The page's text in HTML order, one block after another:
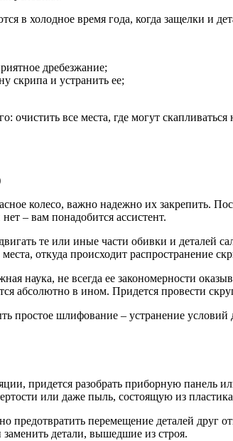
в холодное время года, когда защелки и
дребезжание;
скрипа и устранить ее;
очистить все места, где могут
колесо, важно надежно их закрепить.
– вам понадобится ассистент.
те или иные части обивки и деталей
откуда происходит распространение
наука, не всегда ее закономерности
абсолютно в ином. Придется провести
шлифование – устранение
придется разобрать приборную панель
или даже пыль, состоящую из
перемещение деталей друг
детали, вышедшие из строя.